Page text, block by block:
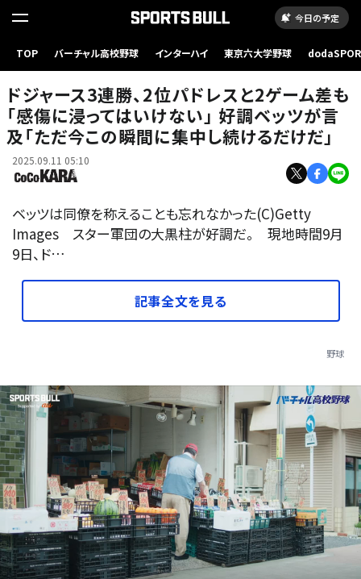
今日の予定
TOP バーチャル高校野球 インターハイ 東京六大学野球
ドジャース3連勝、2位パドレスと2ゲーム差も
「感傷に浸ってはいけない」 好調ベッツが言
及「ただ今この瞬間に集中し続けるだけだ」
2025.09.11 05:10
ベッツは同僚を称えることも忘れなかった(C)Getty
Images スター軍団の大黒柱が好調だ。 現地時間9月
9日、ド…
記事全文を見る
野球